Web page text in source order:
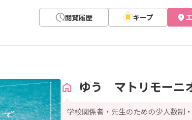
閲覧履歴 キープ
ゆう マトリモーニ
学校関係者・先生のための少人数制